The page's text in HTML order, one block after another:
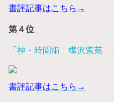
書評記事はこちら→
第４位
「神・時間術」樺沢紫苑
書評記事はこちら→